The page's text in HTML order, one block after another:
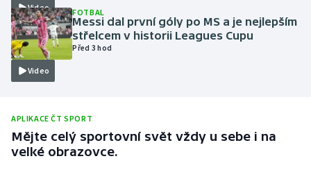
Parasport
Plavání
Ragby
Rychlobruslení
Video
Video
FOTBAL
Messi dal první góly po MS a je nejlepším
střelcem v historii Leagues Cupu
Před 3 hod
APLIKACE ČT SPORT
Mějte celý sportovní svět vždy u sebe i na
velké obrazovce.